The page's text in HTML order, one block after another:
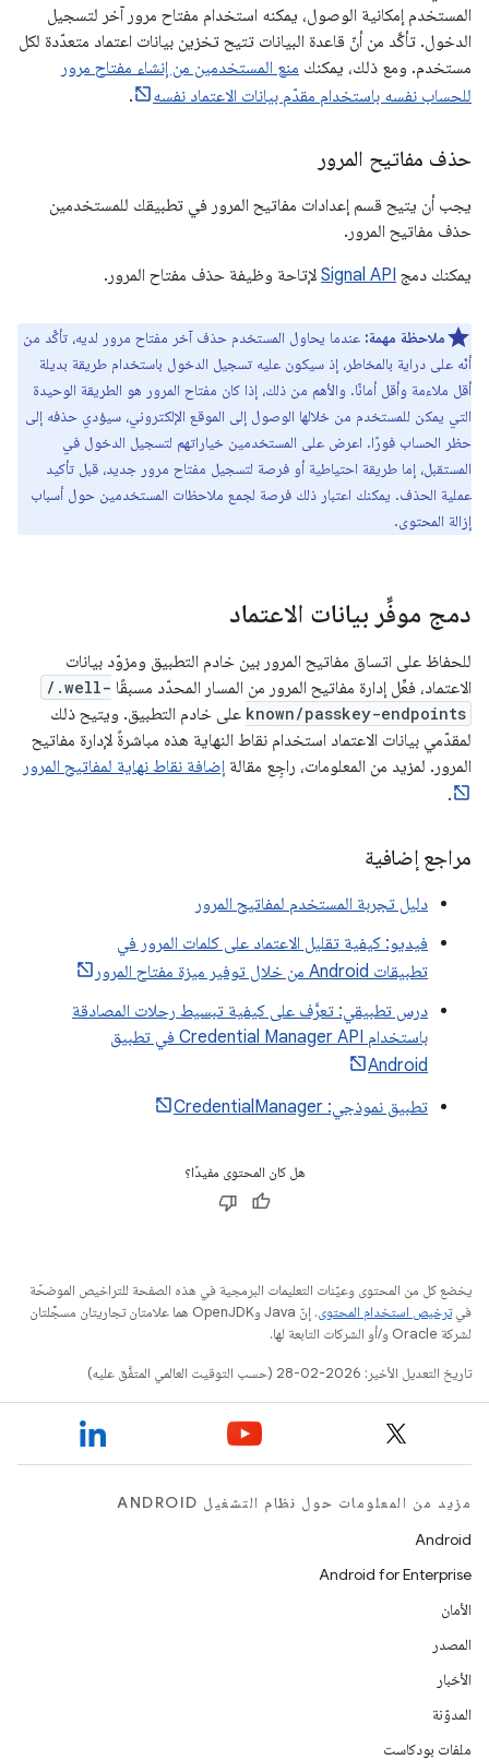
المستخدم إمكانية الوصول، يمكنه استخدام مفتاح مرور آخر لتسجيل
الدخول. تأكَّد من أنّ قاعدة البيانات تتيح تخزين بيانات اعتماد متعدّدة لكل
مستخدم. ومع ذلك، يمكنك منع المستخدمين من إنشاء مفتاح مرور
للحساب نفسه باستخدام مقدّم بيانات الاعتماد نفسه
.
حذف مفاتيح المرور
يجب أن يتيح قسم إعدادات مفاتيح المرور في تطبيقك للمستخدمين
حذف مفاتيح المرور.
يمكنك دمج Signal API لإتاحة وظيفة حذف مفتاح المرور.
ملاحظة مهمة: عندما يحاول المستخدم حذف آخر مفتاح مرور لديه، تأكَّد من
أنّه على دراية بالمخاطر، إذ سيكون عليه تسجيل الدخول باستخدام طريقة بديلة
أقل ملاءمة وأقل أمانًا. والأهم من ذلك، إذا كان مفتاح المرور هو الطريقة الوحيدة
التي يمكن للمستخدم من خلالها الوصول إلى الموقع الإلكتروني، سيؤدي حذفه إلى
حظر الحساب فورًا. اعرض على المستخدمين خياراتهم لتسجيل الدخول في
المستقبل، إما طريقة احتياطية أو فرصة لتسجيل مفتاح مرور جديد، قبل تأكيد
عملية الحذف. يمكنك اعتبار ذلك فرصة لجمع ملاحظات المستخدمين حول أسباب
إزالة المحتوى.
دمج موفِّر بيانات الاعتماد
للحفاظ على اتساق مفاتيح المرور بين خادم التطبيق ومزوّد بيانات
الاعتماد، فعِّل إدارة مفاتيح المرور من المسار المحدّد مسبقًا /.well-
known/passkey-endpoints على خادم التطبيق. ويتيح ذلك
لمقدّمي بيانات الاعتماد استخدام نقاط النهاية هذه مباشرةً لإدارة مفاتيح
المرور. لمزيد من المعلومات، راجِع مقالة إضافة نقاط نهاية لمفاتيح المرور
.
مراجع إضافية
دليل تجربة المستخدم لمفاتيح المرور
فيديو: كيفية تقليل الاعتماد على كلمات المرور في
تطبيقات Android من خلال توفير ميزة مفتاح المرور
درس تطبيقي: تعرَّف على كيفية تبسيط رحلات المصادقة
باستخدام Credential Manager API في تطبيق
Android
تطبيق نموذجي: CredentialManager
هل كان المحتوى مفيدًا؟
يخضع كل من المحتوى وعيّنات التعليمات البرمجية في هذه الصفحة للتراخيص الموضحّة
فيترخيص استخدام المحتوى
. إنّ Java وOpenJDK هما علامتان تجاريتان مسجَّلتان
لشركة Oracle و/أو الشركات التابعة لها.
تاريخ التعديل الأخير: 2026-02-28 (حسب التوقيت العالمي المتفَّق عليه)
مزيد من المعلومات حول نظام التشغيل ANDROID
Android
Android for Enterprise
الأمان
المصدر
الأخبار
المدوّنة
ملفات بودكاست